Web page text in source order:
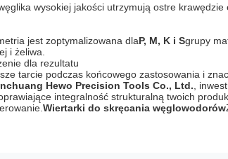
wysokiej jakości utrzymują ostre krawędzie
jest zoptymalizowana dlaP, M, K i Sgrupy
i żeliwa.
dla rezultatu
tarcie podczas końcowego zastosowania i
Hewo Precision Tools Co., Ltd. ,
integralność strukturalną twoich
Wiertarki do skręcania węglowodorów